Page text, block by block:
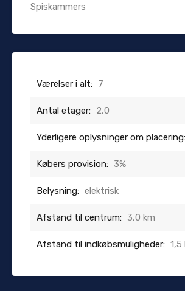
Spiskammers
Værelser i alt: 7
Antal etager: 2,0
Yderligere oplysninger om placering:
Købers provision: 3%
Belysning: elektrisk
Afstand til centrum: 3,0 km
Afstand til indkøbsmuligheder: 1,5